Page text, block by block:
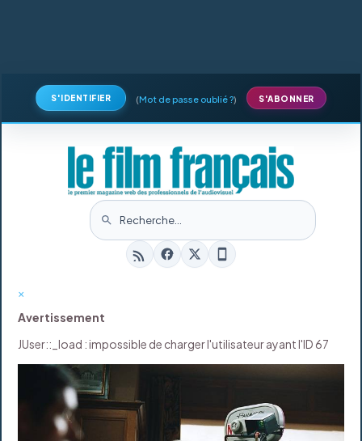
S'IDENTIFIER (Mot de passe oublié ?) S'ABONNER
×
Avertissement
JUser::_load : impossible de charger l'utilisateur ayant l'ID 67